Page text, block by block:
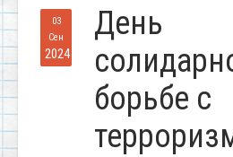
03
Сен
2024
День
борьбе с